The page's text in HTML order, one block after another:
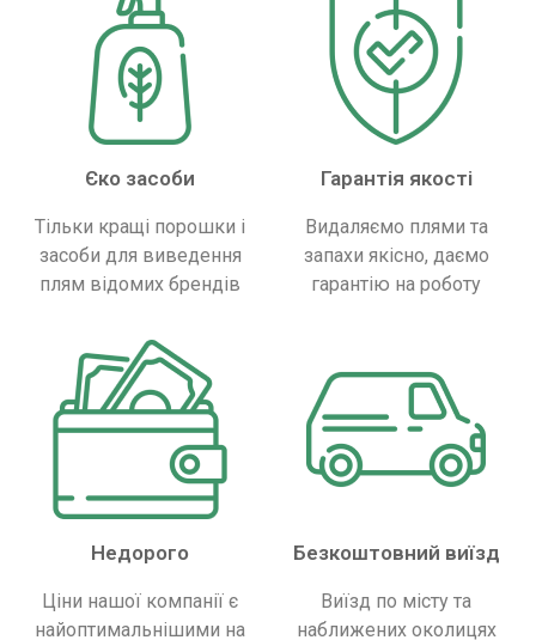
Єко засоби
Тільки кращі порошки і
засоби для виведення
плям відомих брендів
Гарантія якості
Видаляємо плями та
запахи якісно, ​​даємо
гарантію на роботу
Недорого
Ціни нашої компанії є
найоптимальнішими на
Безкоштовний виїзд
Виїзд по місту та
наближених околицях